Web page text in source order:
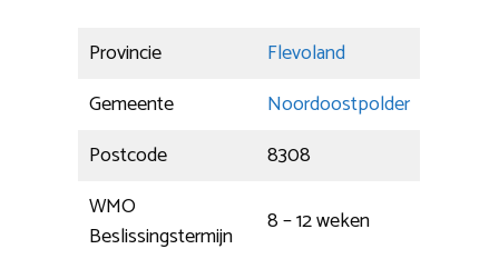
Provincie
Flevoland
Gemeente
Noordoostpolder
Postcode
8308
WMO
Beslissingstermijn
8 – 12 weken